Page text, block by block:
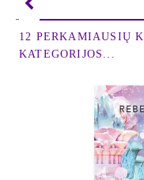
paranormalių
aiškiajautystę,
Šventosios ugnies
Šios knygos
išplėsti, pakeisti ir
žmogaus sveikatos
sistemos, fizinio
12 PERKAMIAUSIŲ
KATEGORIJOS...